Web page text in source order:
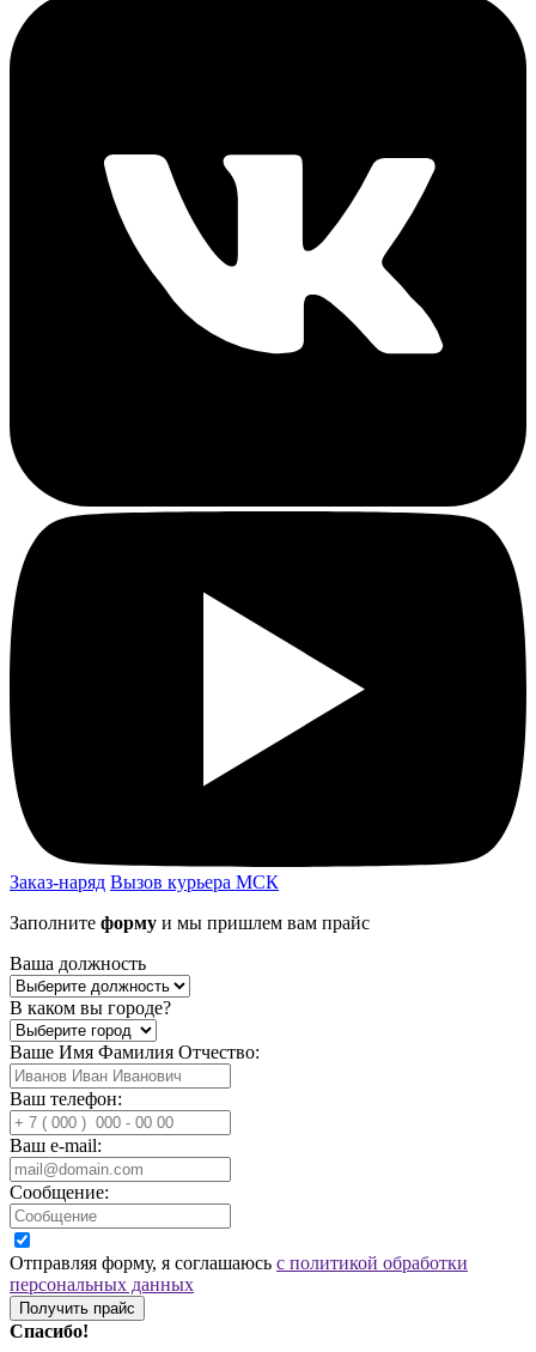
Заказ-наряд Вызов курьера МСК
Заполните форму и мы пришлем вам прайс
Ваша должность
В каком вы городе?
Ваше Имя Фамилия Отчество:
Ваш телефон:
Ваш e-mail:
Сообщение:
Отправляя форму, я соглашаюсь с политикой обработки
персональных данных
Получить прайс
Спасибо!